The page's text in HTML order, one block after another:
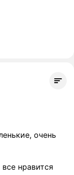
очень
нравится